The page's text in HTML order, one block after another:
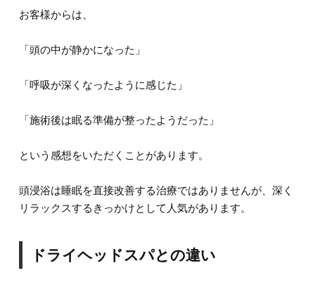
お客様からは、
「頭の中が静かになった」
「呼吸が深くなったように感じた」
「施術後は眠る準備が整ったようだった」
という感想をいただくことがあります。
頭浸浴は睡眠を直接改善する治療ではありませんが、深く
リラックスするきっかけとして人気があります。
ドライヘッドスパとの違い